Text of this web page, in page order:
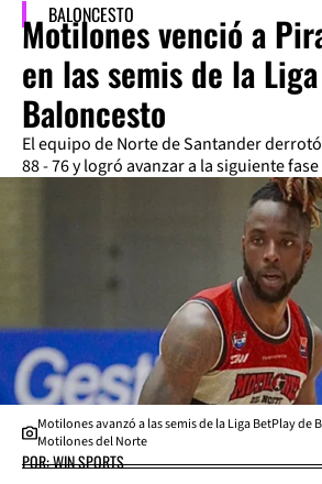
BALONCESTO
Motilones venció a
en las semis de la
Baloncesto
El equipo de Norte de Santander
88 - 76 y logró avanzar a la siguiente
Motilones avanzó a las semis de la Liga BetPlay de
Motilones del Norte
POR: WIN SPORTS